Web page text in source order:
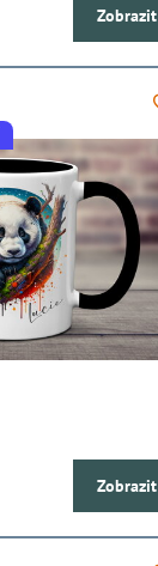
Zobrazit
Zobrazit